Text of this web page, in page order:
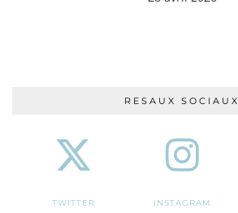
RESAUX SOCIAUX
TWITTER INSTAGRAM